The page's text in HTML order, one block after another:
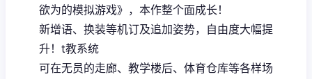
欲为的模拟游戏》，本作整个面成长！
新增语、换装等机订及追加姿势，自由度大幅提
升！t教系统
可在无员的走廊、教学楼后、体育仓库等各样场